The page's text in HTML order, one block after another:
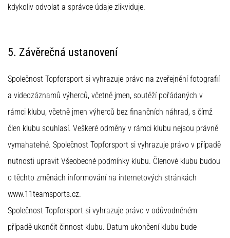
kdykoliv odvolat a správce údaje zlikviduje.
5. Závěrečná ustanovení
Společnost Topforsport si vyhrazuje právo na zveřejnění fotografií
a videozáznamů výherců, včetně jmen, soutěží pořádaných v
rámci klubu, včetně jmen výherců bez finančních náhrad, s čímž
člen klubu souhlasí. Veškeré odměny v rámci klubu nejsou právně
vymahatelné. Společnost Topforsport si vyhrazuje právo v případě
nutnosti upravit Všeobecné podmínky klubu. Členové klubu budou
o těchto změnách informování na internetových stránkách
www.11teamsports.cz.
Společnost Topforsport si vyhrazuje právo v odůvodněném
případě ukončit činnost klubu. Datum ukončení klubu bude